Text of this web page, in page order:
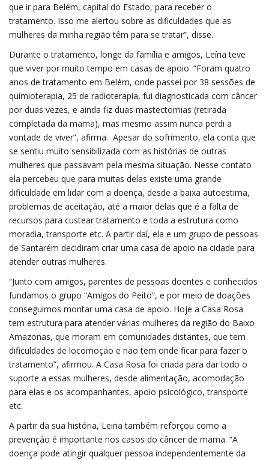
que ir para Belém, capital do Estado, para receber o
tratamento. Isso me alertou sobre as dificuldades que as
mulheres da minha região têm para se tratar”, disse.
Durante o tratamento, longe da família e amigos, Leíria teve
que viver por muito tempo em casas de apoio. “Foram quatro
anos de tratamento em Belém, onde passei por 38 sessões de
quimioterapia, 25 de radioterapia, fui diagnosticada com câncer
por duas vezes, e ainda fiz duas mastectomias (retirada
completada da mama), mas mesmo assim nunca perdi a
vontade de viver”, afirma. Apesar do sofrimento, ela conta que
se sentiu muito sensibilizada com as histórias de outras
mulheres que passavam pela mesma situação. Nesse contato
ela percebeu que para muitas delas existe uma grande
dificuldade em lidar com a doença, desde a baixa autoestima,
problemas de aceitação, até a maior delas que é a falta de
recursos para custear tratamento e toda a estrutura como
moradia, transporte etc. A partir daí, ela e um grupo de pessoas
de Santarém decidiram criar uma casa de apoio na cidade para
atender outras mulheres.
“Junto com amigos, parentes de pessoas doentes e conhecidos
fundamos o grupo “Amigos do Peito”, e por meio de doações
conseguimos montar uma casa de apoio. Hoje a Casa Rosa
tem estrutura para atender várias mulheres da região do Baixo
Amazonas, que moram em comunidades distantes, que tem
dificuldades de locomoção e não tem onde ficar para fazer o
tratamento”, afirmou. A Casa Rosa foi criada para dar todo o
suporte a essas mulheres, desde alimentação, acomodação
para elas e os acompanhantes, apoio psicológico, transporte
etc.
A partir da sua história, Leiria também reforçou como a
prevenção é importante nos casos do câncer de mama. “A
doença pode atingir qualquer pessoa independentemente da